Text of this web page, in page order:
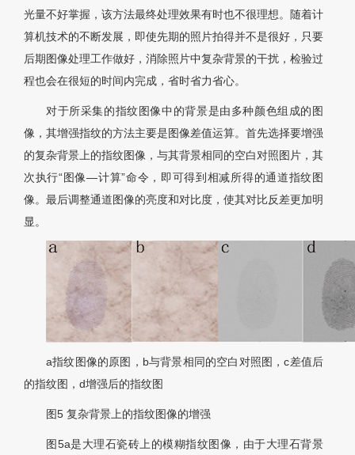
光量不好掌握，该方法最终处理效果有时也不很理想。随着计
算机技术的不断发展，即使先期的照片拍得并不是很好，只要
后期图像处理工作做好，消除照片中复杂背景的干扰，检验过
程也会在很短的时间内完成，省时省力省心。
对于所采集的指纹图像中的背景是由多种颜色组成的图
像，其增强指纹的方法主要是图像差值运算。首先选择要增强
的复杂背景上的指纹图像，与其背景相同的空白对照图片，其
次执行“图像—计算”命令，即可得到相减所得的通道指纹图
像。最后调整通道图像的亮度和对比度，使其对比反差更加明
显。
a指纹图像的原图，b与背景相同的空白对照图，c差值后
的指纹图，d增强后的指纹图
图5 复杂背景上的指纹图像的增强
图5a是大理石瓷砖上的模糊指纹图像，由于大理石背景